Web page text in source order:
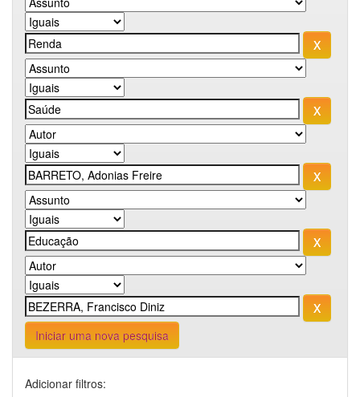
Iniciar uma nova pesquisa
Adicionar filtros: